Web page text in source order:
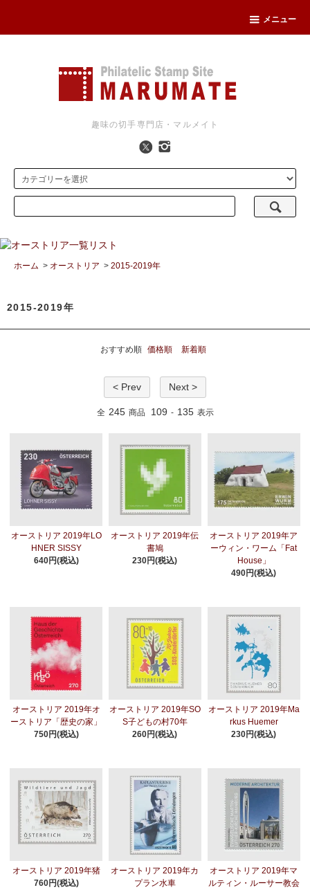
メニュー
趣味の切手専門店・マルメイト
ホーム > オーストリア > 2015-2019年
2015-2019年
おすすめ順 価格順 新着順
< Prev Next >
全 245 商品 109 - 135 表示
オーストリア 2019年LO
HNER SISSY
640円(税込)
オーストリア 2019年伝
書鳩
230円(税込)
オーストリア 2019年ア
ーウィン・ワーム「Fat
House」
490円(税込)
オーストリア 2019年オ
ーストリア「歴史の家」
750円(税込)
オーストリア 2019年SO
S子どもの村70年
260円(税込)
オーストリア 2019年Ma
rkus Huemer
230円(税込)
オーストリア 2019年猪
760円(税込)
オーストリア 2019年カ
プラン水車
オーストリア 2019年マ
ルティン・ルーサー教会